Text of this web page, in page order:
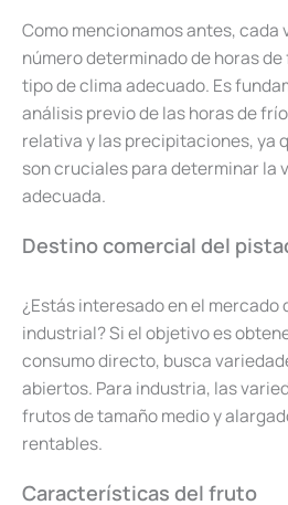
Como mencionamos antes,
número determinado de horas
tipo de clima adecuado. Es
análisis previo de las horas de
relativa y las precipitaciones, ya
son cruciales para determinar la
adecuada.
Destino comercial del
¿Estás interesado en el mercado
industrial? Si el objetivo es
consumo directo, busca
abiertos. Para industria, las
frutos de tamaño medio y
rentables.
Características del fruto